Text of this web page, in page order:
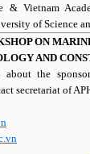
& Vietnam
of Science
ON
AND
the
secretariat of